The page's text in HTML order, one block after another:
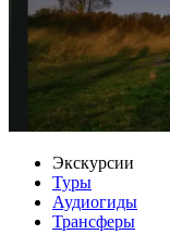
Экскурсии
Туры
Аудиогиды
Трансферы